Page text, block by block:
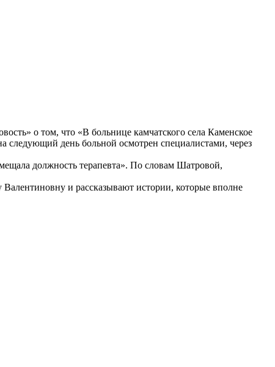
о том, что «В больнице камчатского села Каменское
следующий день больной осмотрен специалистами, через
должность терапевта». По словам Шатровой,
и рассказывают истории, которые вполне